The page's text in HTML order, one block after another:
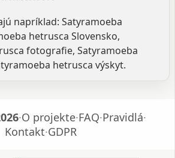
napríklad: Satyramoeba
hetrusca Slovensko,
fotografie, Satyramoeba
hetrusca výskyt.
·O projekte·FAQ·Pravidlá·
Kontakt·GDPR